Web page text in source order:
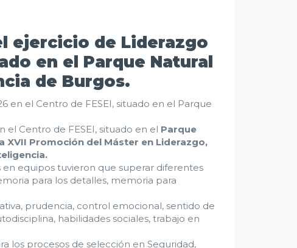
ejercicio de Liderazgo
en el Parque Natural
de Burgos.
en el Centro de FESEI, situado en el Parque
el Centro de FESEI, situado en el Parque
XVII Promoción del Máster en Liderazgo,
en equipos tuvieron que superar diferentes
para los detalles, memoria para
prudencia, control emocional, sentido de
habilidades sociales, trabajo en
los procesos de selección en Seguridad,